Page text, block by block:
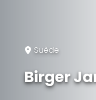
Suède
Birger